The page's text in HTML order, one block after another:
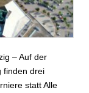
– Auf der
finden drei
statt Alle